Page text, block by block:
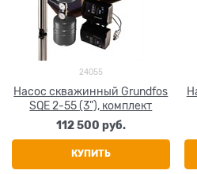
24055
Насос скважинный Grundfos
SQE 2-55 (3"), комплект
112 500 руб.
КУПИТЬ